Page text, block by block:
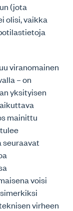
(jota
olisi, vaikka
viranomainen
– on
yksityisen
mainittu
seuraavat
voisi
virheen